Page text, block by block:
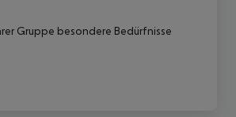
Gruppe besondere Bedürfnisse